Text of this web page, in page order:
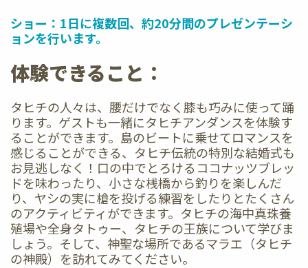
ショー：1日に複数回、約20分間のプレゼンテーシ
ョンを行います。
体験できること：
タヒチの人々は、腰だけでなく膝も巧みに使って踊
ります。ゲストも一緒にタヒチアンダンスを体験す
ることができます。島のビートに乗せてロマンスを
感じることができる、タヒチ伝統の特別な結婚式も
お見逃しなく！口の中でとろけるココナッツブレッ
ドを味わったり、小さな桟橋から釣りを楽しんだ
り、ヤシの実に槍を投げる練習をしたりとたくさん
のアクティビティができます。タヒチの海中真珠養
殖場や全身タトゥー、タヒチの王族について学びま
しょう。そして、神聖な場所であるマラエ（タヒチ
の神殿）を訪れてみてください。